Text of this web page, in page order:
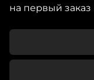
на первый заказ